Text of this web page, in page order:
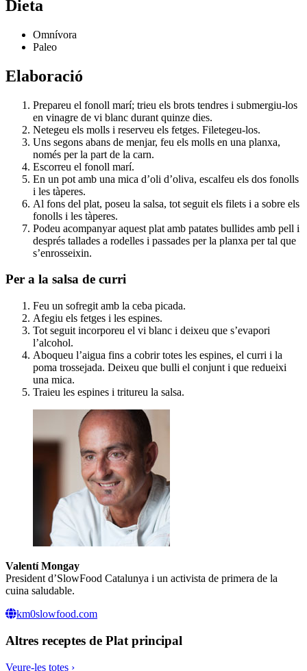
Dieta
Omnívora
Paleo
Elaboració
Prepareu el fonoll marí; trieu els brots tendres i submergiu-los
en vinagre de vi blanc durant quinze dies.
Netegeu els molls i reserveu els fetges. Filetegeu-los.
Uns segons abans de menjar, feu els molls en una planxa,
només per la part de la carn.
Escorreu el fonoll marí.
En un pot amb una mica d’oli d’oliva, escalfeu els dos fonolls
i les tàperes.
Al fons del plat, poseu la salsa, tot seguit els filets i a sobre els
fonolls i les tàperes.
Podeu acompanyar aquest plat amb patates bullides amb pell i
després tallades a rodelles i passades per la planxa per tal que
s’enrosseixin.
Per a la salsa de curri
Feu un sofregit amb la ceba picada.
Afegiu els fetges i les espines.
Tot seguit incorporeu el vi blanc i deixeu que s’evapori
l’alcohol.
Aboqueu l’aigua fins a cobrir totes les espines, el curri i la
poma trossejada. Deixeu que bulli el conjunt i que redueixi
una mica.
Traieu les espines i tritureu la salsa.
Valentí Mongay
President d’SlowFood Catalunya i un activista de primera de la
cuina saludable.
km0slowfood.com
Altres receptes de Plat principal
Veure-les totes ›